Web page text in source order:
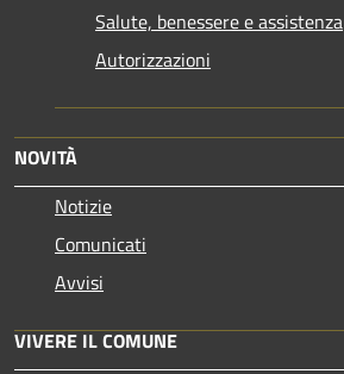
Salute, benessere e assistenza
Autorizzazioni
NOVITÀ
Notizie
Comunicati
Avvisi
VIVERE IL COMUNE